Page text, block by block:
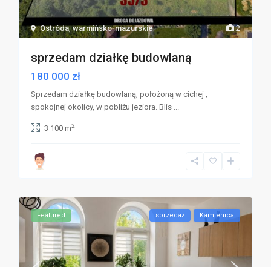
2
Ostróda,warmińsko-mazurskie
sprzedam działkę budowlaną
180 000 zł
Sprzedam działkę budowlaną, położoną w cichej ,
spokojnej okolicy, w pobliżu jeziora. Blis ...
3 100 m2
Featured sprzedaż Kamienica